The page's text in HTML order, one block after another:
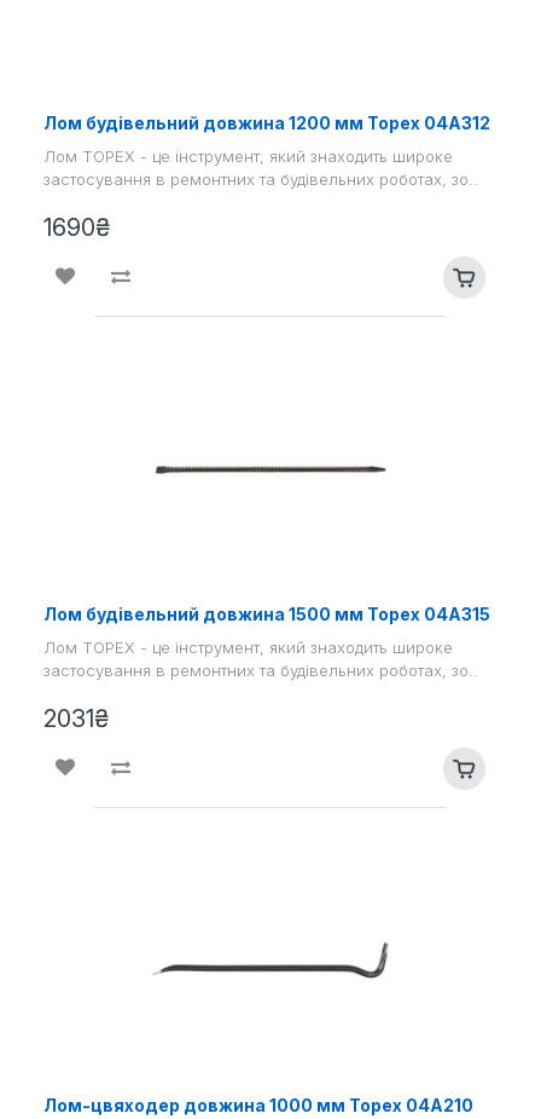
Лом будівельний довжина 1200 мм Topex 04A312
Лом TOPEX - це інструмент, який знаходить широке
застосування в ремонтних та будівельних роботах, зо..
1690₴
Лом будівельний довжина 1500 мм Topex 04A315
Лом TOPEX - це інструмент, який знаходить широке
застосування в ремонтних та будівельних роботах, зо..
2031₴
Лом-цвяходер довжина 1000 мм Topex 04А210